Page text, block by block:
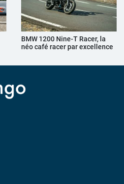
BMW 1200 Nine-T Racer, la
néo café racer par excellence